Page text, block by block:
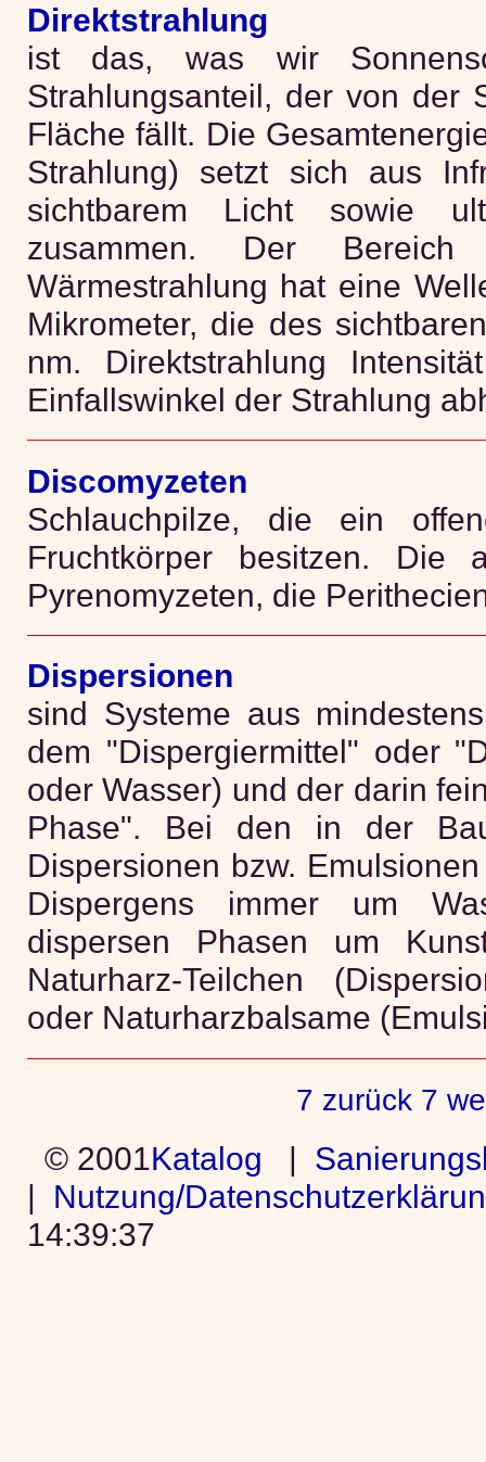
Direktstrahlung
ist das, was wir
Strahlungsanteil, der von der
Fläche fällt. Die
Strahlung) setzt sich aus
sichtbarem Licht sowie
zusammen. Der Bereich
Wärmestrahlung hat eine
Mikrometer, die des
nm. Direktstrahlung
Einfallswinkel der Strahlung
Discomyzeten
Schlauchpilze, die ein
Fruchtkörper besitzen. Die
Pyrenomyzeten, die
Dispersionen
sind Systeme aus
dem "Dispergiermittel" oder
oder Wasser) und der darin
Phase". Bei den in der
Dispersionen bzw.
Dispergens immer um
dispersen Phasen um
Naturharz-Teilchen
oder Naturharzbalsame
7 zurück 7
© 2001Katalog
Nutzung/
14:39:37